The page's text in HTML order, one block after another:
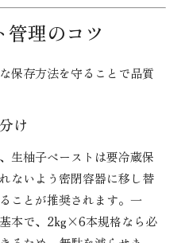
理のコツ
保存方法を守ることで品質
け
生柚子ペーストは要冷蔵保
ないよう密閉容器に移し替
ことが推奨されます。一
本で、2kg×6本規格なら必